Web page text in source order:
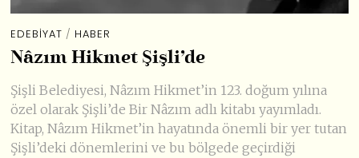
EDEBIYAT / HABER
Nâzım Hikmet Şişli’de
Şişli Belediyesi, Nâzım Hikmet’in 123. doğum yılına
özel olarak Şişli’de Bir Nâzım adlı kitabı yayımladı.
Kitap, Nâzım Hikmet’in hayatında önemli bir yer tutan
Şişli’deki dönemlerini ve bu bölgede geçirdiği